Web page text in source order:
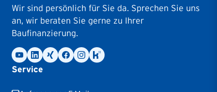
Wir sind persönlich für Sie da. Sprechen Sie uns
an, wir beraten Sie gerne zu Ihrer
Baufinanzierung.
Service